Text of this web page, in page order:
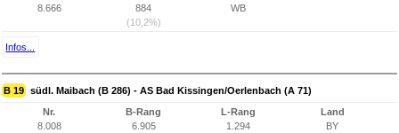
8.666
884
(10,2%)
WB
Infos...
B 19 südl. Maibach (B 286) - AS Bad Kissingen/Oerlenbach (A 71)
Nr.
8.008
B-Rang
6.905
L-Rang
1.294
Land
BY